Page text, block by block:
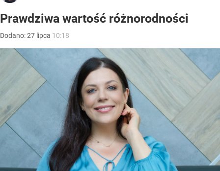
Prawdziwa wartość różnorodności
Dodano:27 lipca 10:18